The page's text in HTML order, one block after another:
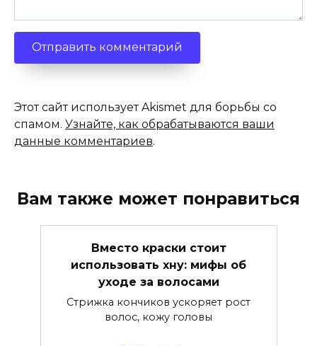
Этот сайт использует Akismet для борьбы со
спамом. Узнайте, как обрабатываются ваши
данные комментариев.
Вам также может понравиться
Вместо краски стоит
использовать хну: мифы об
уходе за волосами
Стрижка кончиков ускоряет рост
волос, кожу головы